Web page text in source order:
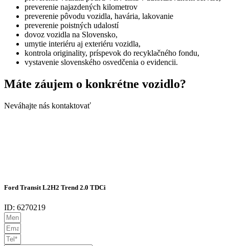
preverenie najazdených kilometrov
preverenie pôvodu vozidla, havária, lakovanie
preverenie poistných udalostí
dovoz vozidla na Slovensko,
umytie interiéru aj exteriéru vozidla,
kontrola originality, príspevok do recyklačného fondu,
vystavenie slovenského osvedčenia o evidencii.
Máte záujem o konkrétne vozidlo?
Neváhajte nás kontaktovať
Ford Transit L2H2 Trend 2.0 TDCi
ID: 6270219